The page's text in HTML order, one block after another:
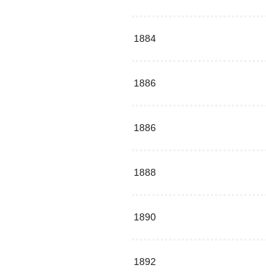
1884
1886
1886
1888
1890
1892